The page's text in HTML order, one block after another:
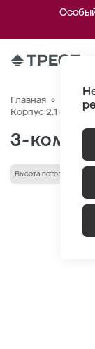
Главная
Корпус 2.1 Этаж 6
3-
Высота потолка выше 3